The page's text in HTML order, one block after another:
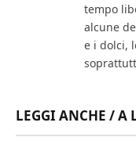
tempo
alcune
e i dolci,
LEGGI ANCHE / A